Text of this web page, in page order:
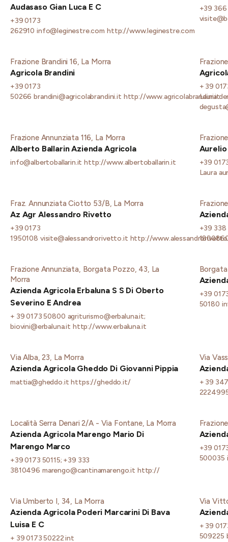
Audasaso Gian Luca E C
+39 0173
262910 info@leginestre.com http://www.leginestre.com
+39
Frazione Brandini 16, La Morra
Agricola Brandini
+39 0173
50266 brandini@agricolabrandini.it http://www.agricolabrandini.it
+ 39
Laura
Frazione Annunziata 116, La Morra
Alberto Ballarin Azienda Agricola
info@albertoballarin.it http://www.albertoballarin.it
+39
Laura
Fraz. Annunziata Ciotto 53/B, La Morra
Az Agr Alessandro Rivetto
+39 0173
1950108 visite@alessandrorivetto.it http://
+39 338
Frazione Annunziata, Borgata Pozzo, 43, La
Morra
Azienda Agricola Erbaluna S S Di Oberto
Severino E Andrea
+ 39 0173 50800 agriturismo@erbaluna.it;
biovini@erbaluna.it http://www.erbaluna.it
+39
50180
Via Alba, 23, La Morra
Azienda Agricola Gheddo Di Giovanni Pippia
mattia@gheddo.it https://gheddo.it/
Via
+ 39
Località Serra Denari 2/A - Via Fontane, La Morra
Azienda Agricola Marengo Mario Di
Marengo Marco
+39 0173 50115; +39 333
3810496 marengo@cantinamarengo.it http://
+39
500035
Via Umberto I, 34, La Morra
Azienda Agricola Poderi Marcarini Di Bava
Luisa E C
+ 39 0173 50222 int
Via
+ 39
509225